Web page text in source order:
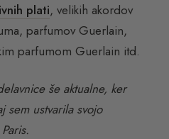
plati, velikih akordov
parfumov Guerlain,
parfumom Guerlain itd.
še aktualne, ker
sem ustvarila svojo